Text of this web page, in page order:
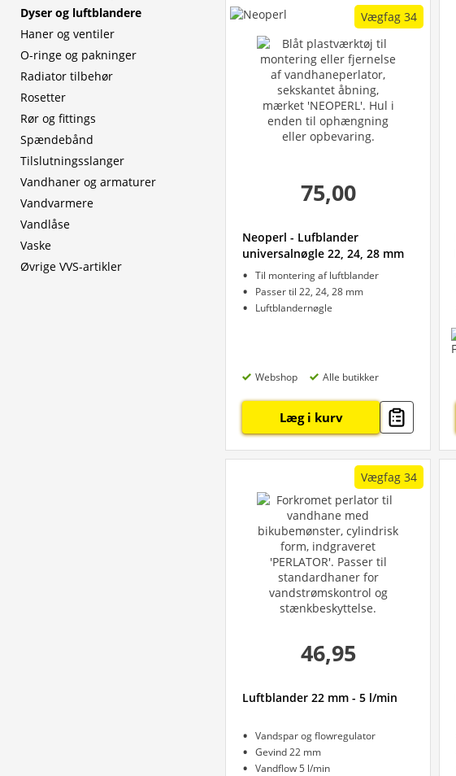
Dyser og luftblandere
Haner og ventiler
O-ringe og pakninger
Radiator tilbehør
Rosetter
Rør og fittings
Spændebånd
Tilslutningsslanger
Vandhaner og armaturer
Vandvarmere
Vandlåse
Vaske
Øvrige VVS-artikler
Vægfag 34
75,00
Neoperl - Lufblander
universalnøgle 22, 24, 28 mm
Til montering af luftblander
Passer til 22, 24, 28 mm
Luftblandernøgle
Webshop Alle butikker
Læg i kurv
Vægfag 34
46,95
Luftblander 22 mm - 5 l/min
Vandspar og flowregulator
Gevind 22 mm
Vandflow 5 l/min